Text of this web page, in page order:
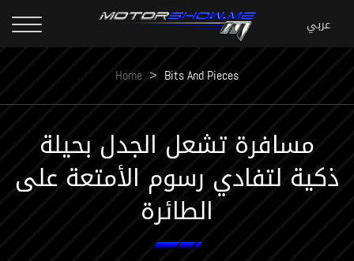
Home > Bits And Pieces
مسافرة تشعل الجدل بحيلة
ذكية لتفادي رسوم الأمتعة على
الطائرة